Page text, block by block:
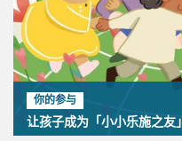
你的参与
让孩子成为「小小乐施之友」